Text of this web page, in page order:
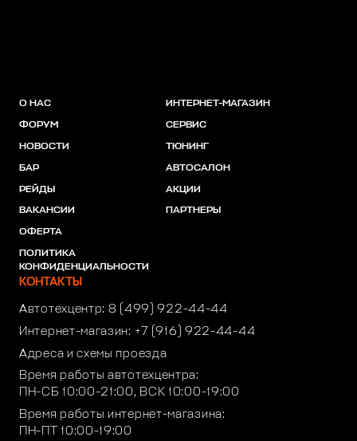
О НАС
ФОРУМ
НОВОСТИ
БАР
РЕЙДЫ
ВАКАНСИИ
ОФЕРТА
ПОЛИТИКА
КОНФИДЕНЦИАЛЬНОСТИ
ИНТЕРНЕТ-МАГАЗИН
СЕРВИС
ТЮНИНГ
АВТОСАЛОН
АКЦИИ
ПАРТНЕРЫ
КОНТАКТЫ
Автотехцентр: 8 (499) 922-44-44
Интернет-магазин: +7 (916) 922-44-44
Адреса и схемы проезда
Время работы автотехцентра:
ПН-СБ 10:00-21:00, ВСК 10:00-19:00
Время работы интернет-магазина:
ПН-ПТ 10:00-19:00